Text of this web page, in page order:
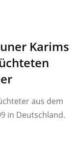
Karims
aus dem
in Deutschland.